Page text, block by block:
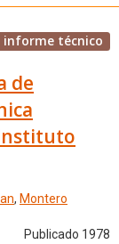
informe técnico
de
, Montero
Publicado 1978